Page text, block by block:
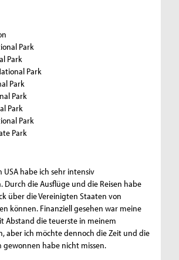
Park
Park
Park
Park
Park
Park
Park
Park
USA habe ich sehr intensiv
die Ausflüge und die Reisen habe
über die Vereinigten Staaten von
können. Finanziell gesehen war meine
Abstand die teuerste in meinem
aber ich möchte dennoch die Zeit und die
gewonnen habe nicht missen.